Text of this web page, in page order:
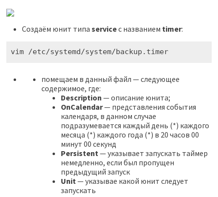
Создаём юнит типа serviceс названием timer:
vim /etc/systemd/system/backup.timer
помещаем в данный файл — следующее
содержимое, где:
Description — описание юнита;
OnCalendar— представления события
календаря, в данном случае
подразумевается каждый день (*) каждого
месяца (*) каждого года (*) в 20 часов 00
минут 00 секунд
Persistent— указывает запускать таймер
немедленно, если был пропущен
предыдущий запуск
Unit— указывае какой юнит следует
запускать